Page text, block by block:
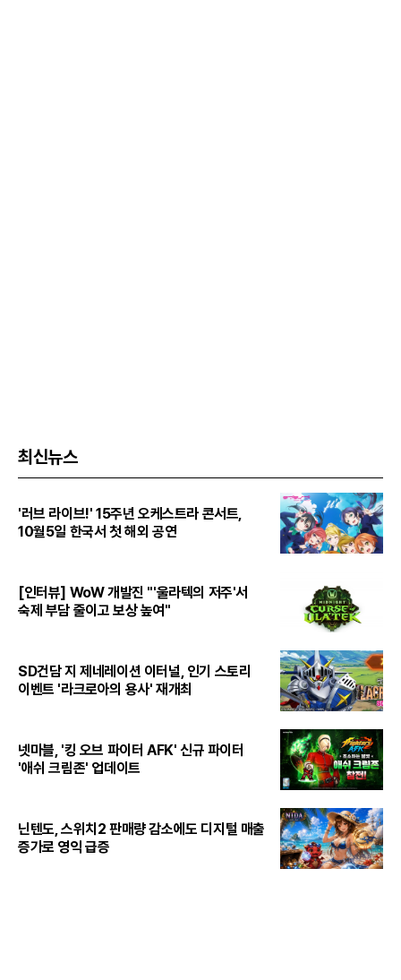
최신뉴스
'러브 라이브!' 15주년 오케스트라 콘서트,
10월5일 한국서 첫 해외 공연
[인터뷰] WoW 개발진 "'울라텍의 저주'서
숙제 부담 줄이고 보상 높여"
SD건담 지 제네레이션 이터널, 인기 스토리
이벤트 '라크로아의 용사' 재개최
넷마블, '킹 오브 파이터 AFK' 신규 파이터
'애쉬 크림존' 업데이트
닌텐도, 스위치2 판매량 감소에도 디지털 매출
증가로 영익 급증